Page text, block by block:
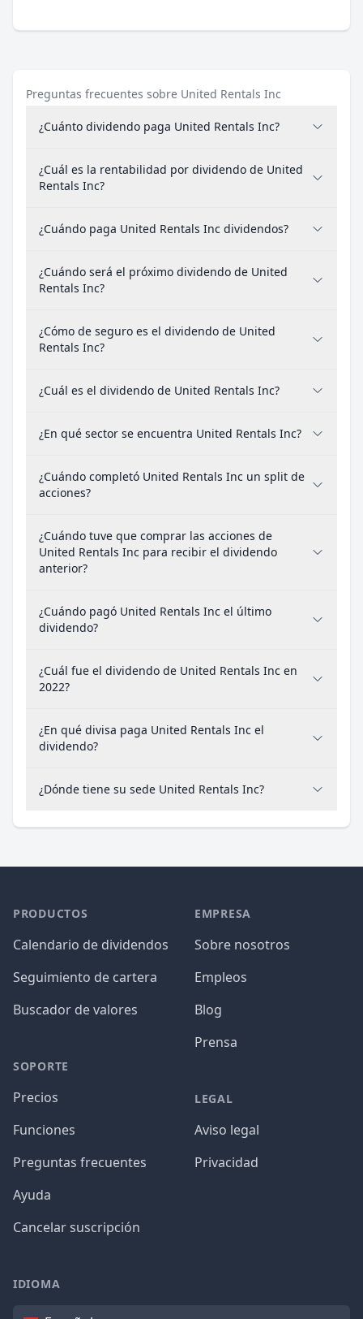
Preguntas frecuentes sobre United Rentals Inc
¿Cuánto dividendo paga United Rentals Inc?
¿Cuál es la rentabilidad por dividendo de United
Rentals Inc?
¿Cuándo paga United Rentals Inc dividendos?
¿Cuándo será el próximo dividendo de United
Rentals Inc?
¿Cómo de seguro es el dividendo de United
Rentals Inc?
¿Cuál es el dividendo de United Rentals Inc?
¿En qué sector se encuentra United Rentals Inc?
¿Cuándo completó United Rentals Inc un split de
acciones?
¿Cuándo tuve que comprar las acciones de
United Rentals Inc para recibir el dividendo
anterior?
¿Cuándo pagó United Rentals Inc el último
dividendo?
¿Cuál fue el dividendo de United Rentals Inc en
2022?
¿En qué divisa paga United Rentals Inc el
dividendo?
¿Dónde tiene su sede United Rentals Inc?
PRODUCTOS
Calendario de dividendos
Seguimiento de cartera
Buscador de valores
SOPORTE
Precios
Funciones
Preguntas frecuentes
Ayuda
Cancelar suscripción
EMPRESA
Sobre nosotros
Empleos
Blog
Prensa
LEGAL
Aviso legal
Privacidad
IDIOMA
Idioma